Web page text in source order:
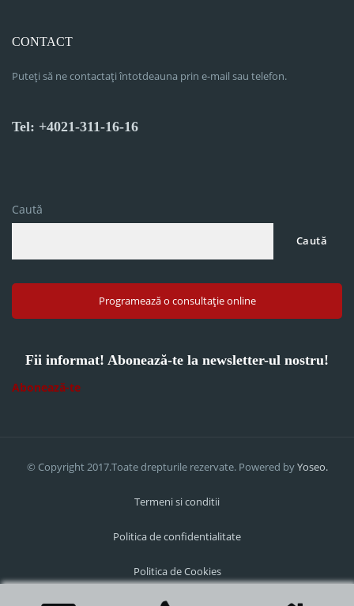
CONTACT
Puteți să ne contactați întotdeauna prin e-mail sau telefon.
Tel: +4021-311-16-16
Caută
Caută
Programează o consultație online
Fii informat! Abonează-te la newsletter-ul nostru!
Abonează-te
© Copyright 2017.Toate drepturile rezervate. Powered byYoseo.
Termeni si conditii
Politica de confidentialitate
Politica de Cookies